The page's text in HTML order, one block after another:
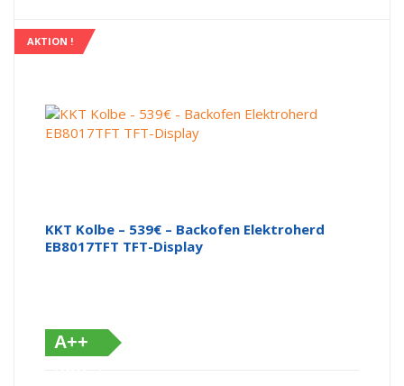
AKTION !
KKT Kolbe – 539€ – Backofen Elektroherd
EB8017TFT TFT-Display
A++